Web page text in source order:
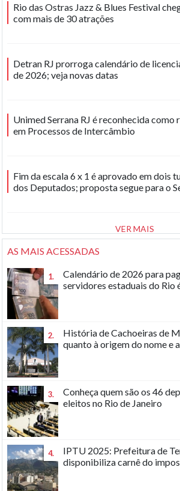
Rio das Ostras Jazz & Blues Festival
com mais de 30 atrações
Detran RJ prorroga calendário de
de 2026; veja novas datas
Unimed Serrana RJ é reconhecida como
em Processos de Intercâmbio
Fim da escala 6 x 1 é aprovado em dois
dos Deputados; proposta segue para o
VER MAIS
AS MAIS ACESSADAS
1.
Calendário de 2026 para
servidores estaduais do Rio
2.
História de Cachoeiras de
quanto à origem do nome e
3.
Conheça quem são os 46
eleitos no Rio de Janeiro
4.
IPTU 2025: Prefeitura de
disponibiliza carnê do